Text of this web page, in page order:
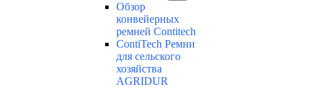
Обзор
конвейерных
ремней Contitech
ContiTech Ремни
для сельского
хозяйства
AGRIDUR